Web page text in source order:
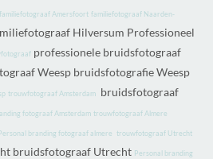
familiefotograaf Amersfoort familiefotograaf Naarden-
Hilversum Professioneel
professionele bruidsfotograaf
Weesp bruidsfotografie Weesp
trouwfotograaf Amsterdambruidsfotograaf
fotograaf Amsterdam trouwfotograaf Almere
branding fotograaf almere trouwfotograaf Utrecht
bruidsfotograaf Utrecht Personal branding